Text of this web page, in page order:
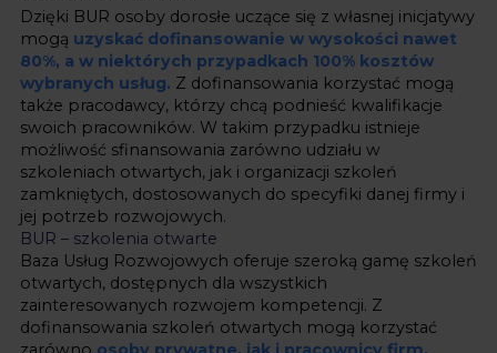
Dzięki BUR osoby dorosłe uczące się z własnej inicjatywy
mogą uzyskać dofinansowanie w wysokości nawet
80%, a w niektórych przypadkach 100% kosztów
wybranych usług. Z dofinansowania korzystać mogą
także pracodawcy, którzy chcą podnieść kwalifikacje
swoich pracowników. W takim przypadku istnieje
możliwość sfinansowania zarówno udziału w
szkoleniach otwartych, jak i organizacji szkoleń
zamkniętych, dostosowanych do specyfiki danej firmy i
jej potrzeb rozwojowych.
BUR – szkolenia otwarte
Baza Usług Rozwojowych oferuje szeroką gamę szkoleń
otwartych, dostępnych dla wszystkich
zainteresowanych rozwojem kompetencji. Z
dofinansowania szkoleń otwartych mogą korzystać